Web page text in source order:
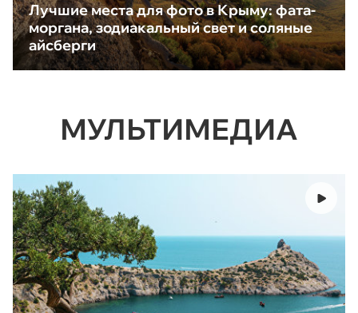
Лучшие места для фото в Крыму: фата-
моргана, зодиакальный свет и соляные
айсберги
МУЛЬТИМЕДИА